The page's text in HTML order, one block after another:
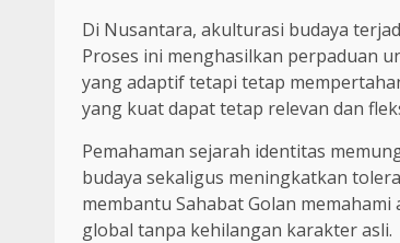
Di Nusantara, akulturasi budaya
Proses ini menghasilkan perpaduan
yang adaptif tetapi tetap
yang kuat dapat tetap relevan dan
Pemahaman sejarah identitas
budaya sekaligus meningkatkan
membantu Sahabat Golan
global tanpa kehilangan karakter asli.